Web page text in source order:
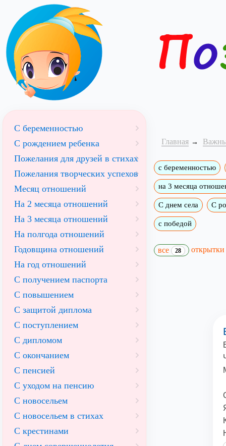
Главная
с беременностью
на 3 месяца
С днем села С
с победой
все 28 открытки
С беременностью
С рождением ребенка
Пожелания для друзей в стихах
Пожелания творческих успехов
Месяц отношений
На 2 месяца отношений
На 3 месяца отношений
На полгода отношений
Годовщина отношений
На год отношений
С получением паспорта
С повышением
С защитой диплома
С поступлением
С дипломом
С окончанием
С пенсией
С уходом на пенсию
С новосельем
С новосельем в стихах
С крестинами